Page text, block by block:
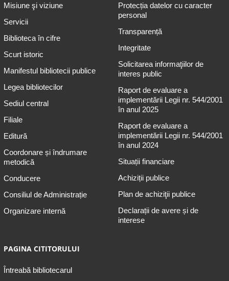
Misiune şi viziune
Servicii
Biblioteca în cifre
Scurt istoric
Manifestul bibliotecii publice
Legea bibliotecilor
Sediul central
Filiale
Editură
Coordonare și îndrumare
metodică
Conducere
Consiliul de Administrație
Organizare internă
Protecția datelor cu caracter
personal
Transparență
Integritate
Solicitarea informaţiilor de
interes public
Raport de evaluare a
implementării Legii nr. 544/2001
în anul 2025
Raport de evaluare a
implementării Legii nr. 544/2001
în anul 2024
Situații financiare
Achiziții publice
Plan de achiziţii publice
Declarații de avere și de
interese
PAGINA CITITORULUI
Întreabă bibliotecarul